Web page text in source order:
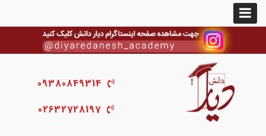
09380849314
02632728197